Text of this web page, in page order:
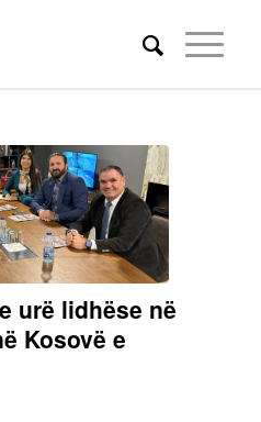
urë lidhëse në
Kosovë e